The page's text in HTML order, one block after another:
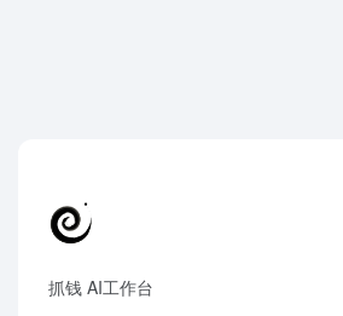
抓钱 AI工作台